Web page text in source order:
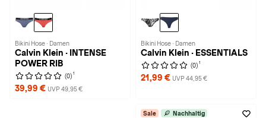
Bikini Hose · Damen
Calvin Klein · INTENSE
POWER RIB
(0) 1
39,99 € UVP 49,95 €
Bikini Hose · Damen
Calvin Klein · ESSENTIALS
(0) 1
21,99 € UVP 44,95 €
Sale Nachhaltig